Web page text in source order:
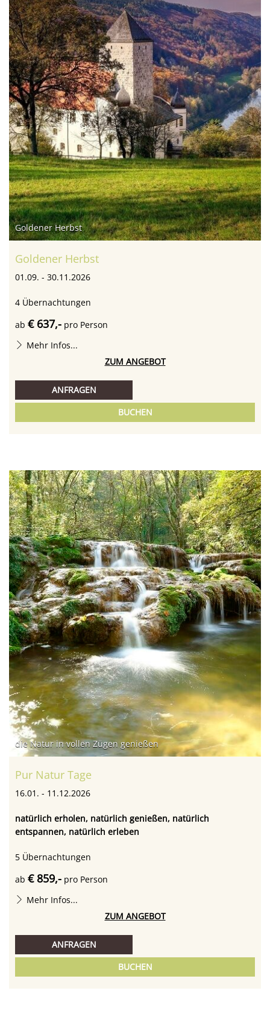
Goldener Herbst
Goldener Herbst
01.09. - 30.11.2026
4 Übernachtungen
ab € 637,- pro Person
Mehr Infos...
ZUM ANGEBOT
ANFRAGEN
BUCHEN
die Natur in vollen Zügen genießen
Pur Natur Tage
16.01. - 11.12.2026
natürlich erholen, natürlich genießen, natürlich
entspannen, natürlich erleben
5 Übernachtungen
ab € 859,- pro Person
Mehr Infos...
ZUM ANGEBOT
ANFRAGEN
BUCHEN